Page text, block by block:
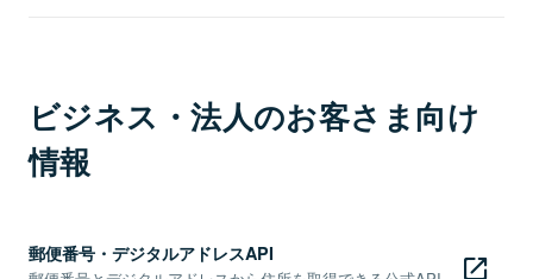
ビジネス・法人のお客さま向け
情報
郵便番号・デジタルアドレスAPI